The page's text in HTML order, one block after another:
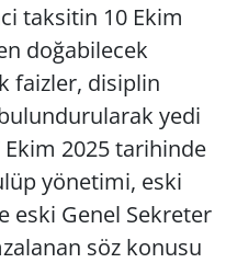
taksitin 10 Ekim
doğabilecek
faizler, disiplin
yedi
2025 tarihinde
yönetimi, eski
eski Genel Sekreter
söz konusu